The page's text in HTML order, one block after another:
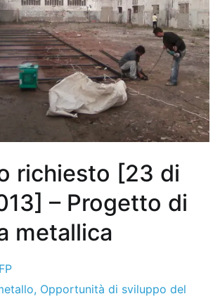
richiesto [23 di
– Progetto di
metallica
FP
, Opportunità di sviluppo del